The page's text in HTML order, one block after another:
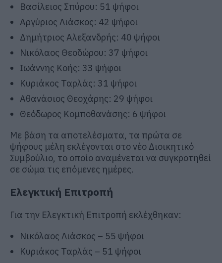
Βασίλειος Σπύρου: 51 ψήφοι
Αργύριος Λιάσκος: 42 ψήφοι
Δημήτριος Αλεξανδρής: 40 ψήφοι
Νικόλαος Θεοδώρου: 37 ψήφοι
Ιωάννης Κοής: 33 ψήφοι
Κυριάκος Ταρλάς: 31 ψήφοι
Αθανάσιος Θεοχάρης: 29 ψήφοι
Θεόδωρος Κομποθανάσης: 6 ψήφοι
Με βάση τα αποτελέσματα, τα πρώτα σε
ψήφους μέλη εκλέγονται στο νέο Διοικητικό
Συμβούλιο, το οποίο αναμένεται να συγκροτηθεί
σε σώμα τις επόμενες ημέρες.
Ελεγκτική Επιτροπή
Για την Ελεγκτική Επιτροπή εκλέχθηκαν:
Νικόλαος Λιάσκος – 55 ψήφοι
Κυριάκος Ταρλάς – 51 ψήφοι